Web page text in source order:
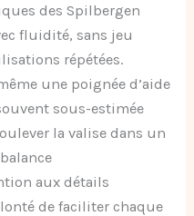
des Spilbergen
fluidité, sans jeu
répétées.
une poignée d’aide
sous-estimée
la valise dans un
aux détails
de faciliter chaque